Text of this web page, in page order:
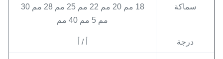
سماكة
18 مم 20 مم 22 مم 25 مم 28 مم 30
مم 5 مم 40 مم
درجة أ / أ